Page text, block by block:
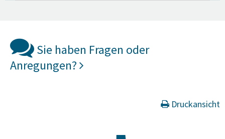
Sie haben Fragen oder
Anregungen?
Druckansicht